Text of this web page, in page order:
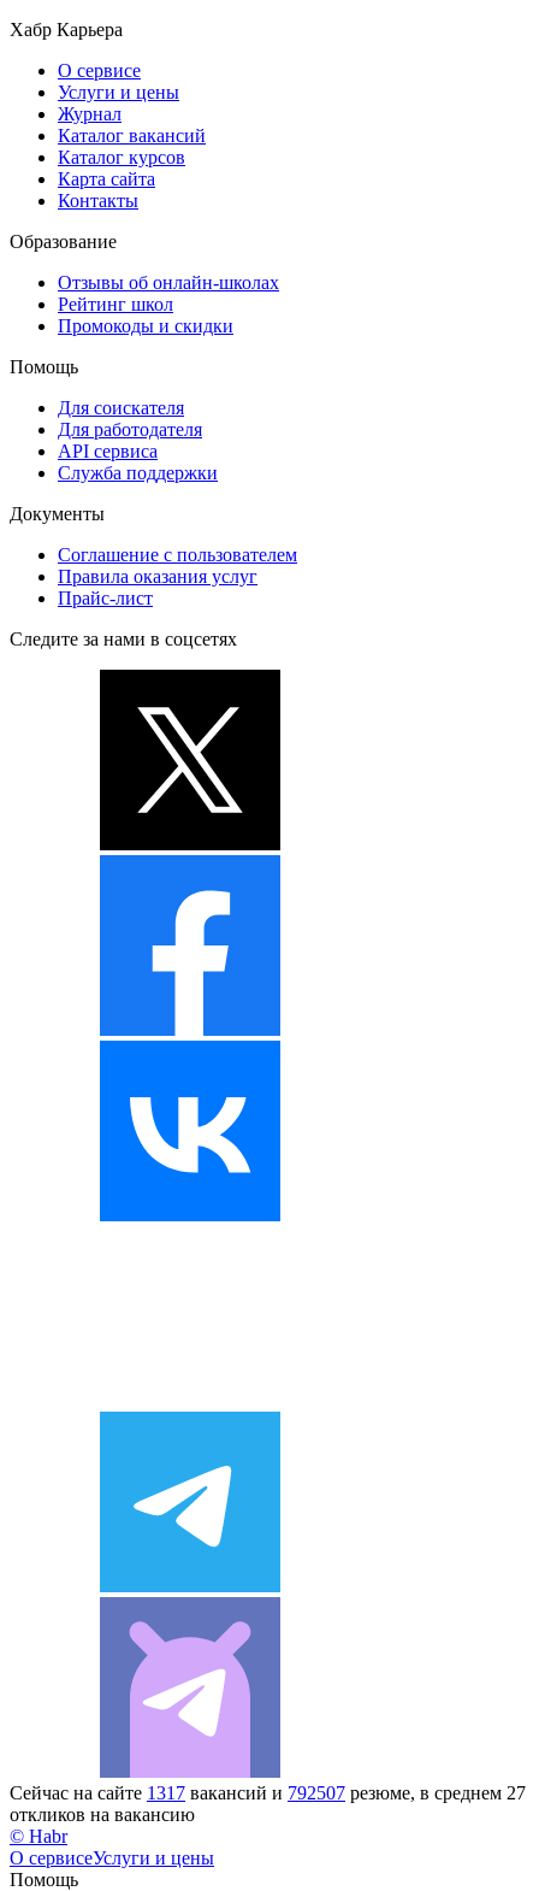
Хабр Карьера
О сервисе
Услуги и цены
Журнал
Каталог вакансий
Каталог курсов
Карта сайта
Контакты
Образование
Отзывы об онлайн-школах
Рейтинг школ
Промокоды и скидки
Помощь
Для соискателя
Для работодателя
API сервиса
Служба поддержки
Документы
Соглашение с пользователем
Правила оказания услуг
Прайс-лист
Следите за нами в соцсетях
Сейчас на сайте 1317 вакансий и 792507 резюме, в среднем 27
откликов на вакансию
© Habr
О сервисеУслуги и цены
Помощь